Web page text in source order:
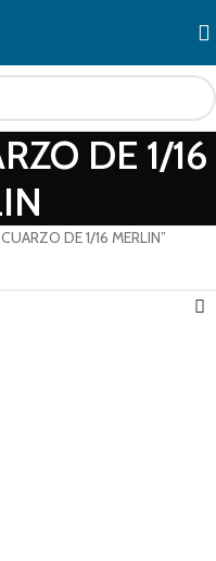
DE 1/16
DE 1/16 MERLIN”